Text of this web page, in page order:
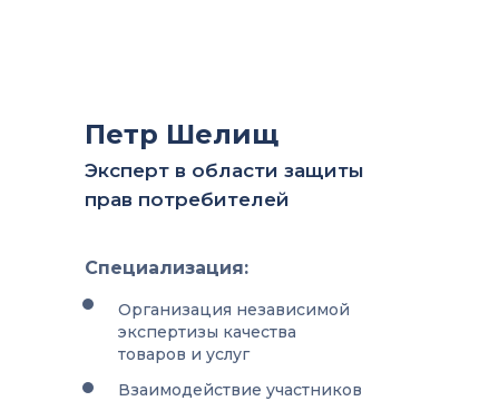
Петр Шелищ
Эксперт в области защиты
прав потребителей
Специализация:
Организация независимой
экспертизы качества
товаров и услуг
Взаимодействие участников